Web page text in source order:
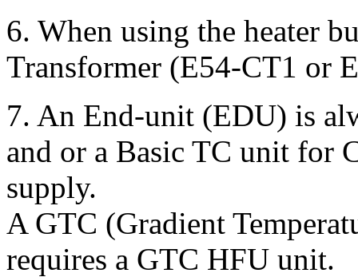
6. When using the heater
Transformer (E54-CT1 or
7. An End-unit (EDU) is
and or a Basic TC unit for
supply.
A GTC (Gradient
requires a GTC HFU unit.